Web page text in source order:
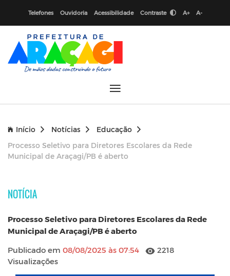
Telefones Ouvidoria Acessibilidade Contraste A+ A-
Início Notícias
Educação
Processo Seletivo para Diretores Escolares da Rede
Municipal de Araçagi/PB é aberto
NOTÍCIA
Processo Seletivo para Diretores Escolares da Rede
Municipal de Araçagi/PB é aberto
Publicado em 08/08/2025 às 07:54
2218
Visualizações